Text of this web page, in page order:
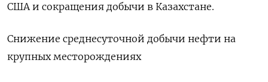
США и сокращения добычи в Казахстане.
Снижение среднесуточной добычи нефти на
крупных месторождениях